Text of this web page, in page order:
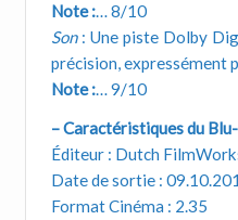
Note :… 8/10
Son: Une piste Dolby
précision, expressément
Note :… 9/10
– Caractéristiques du
Éditeur : Dutch
Date de sortie :
Format Cinéma : 2.35